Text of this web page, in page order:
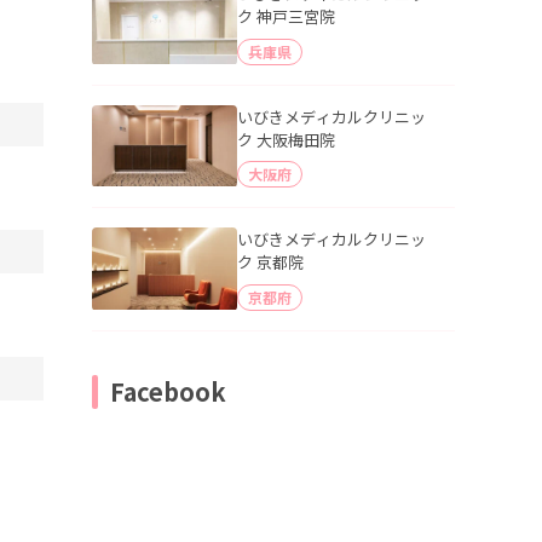
ク 神戸三宮院
兵庫県
いびきメディカルクリニッ
ク 大阪梅田院
大阪府
いびきメディカルクリニッ
ク 京都院
京都府
Facebook